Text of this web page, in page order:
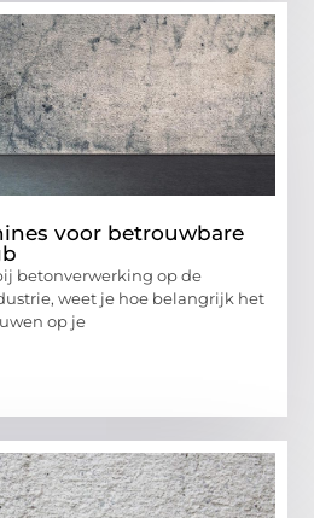
voor betrouwbare
betonverwerking op de
weet je hoe belangrijk het
op je